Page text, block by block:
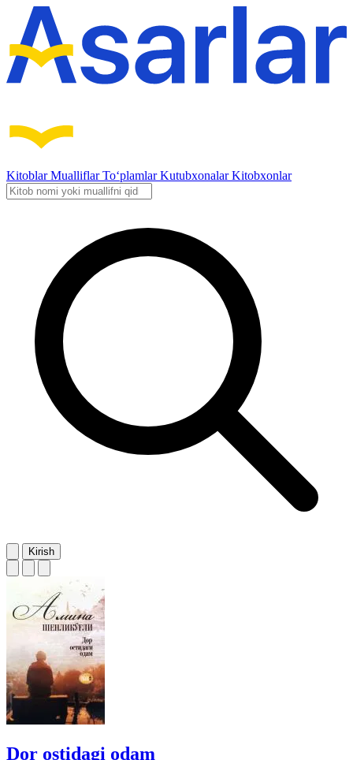
KitoblarMualliflarTo‘plamlarKutubxonalarKitobxonlar
Kirish
Dor ostidagi odam